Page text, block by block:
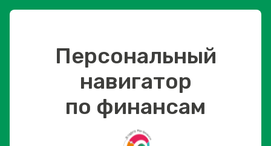
Персональный
навигатор
по финансам